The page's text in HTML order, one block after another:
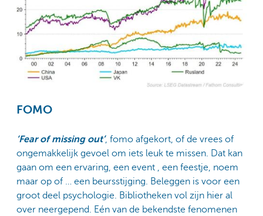
FOMO
‘Fear of missing out’, fomo afgekort, of de vrees of
ongemakkelijk gevoel om iets leuk te missen. Dat kan
gaan om een ervaring, een event , een feestje, noem
maar op of … een beursstijging. Beleggen is voor een
groot deel psychologie. Bibliotheken vol zijn hier al
over neergepend. Eén van de bekendste fenomenen